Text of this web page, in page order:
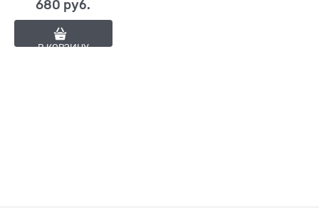
680 руб.
В КОРЗИНУ